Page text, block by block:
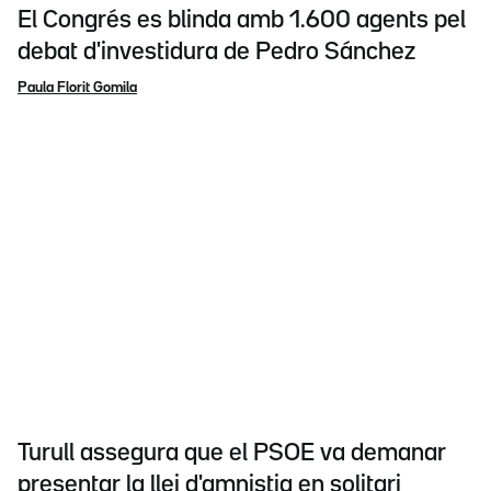
El Congrés es blinda amb 1.600 agents pel
debat d'investidura de Pedro Sánchez
Paula Florit Gomila
Turull assegura que el PSOE va demanar
presentar la llei d'amnistia en solitari